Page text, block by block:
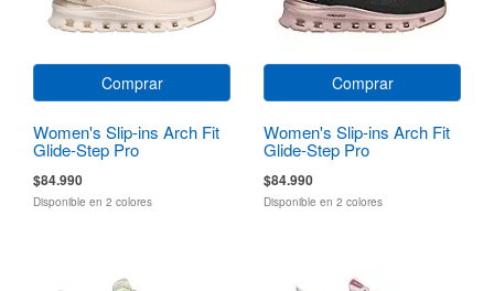
Comprar
Women's Slip-ins Arch Fit
Glide-Step Pro
$84.990
Disponible en 2 colores
Comprar
Women's Slip-ins Arch Fit
Glide-Step Pro
$84.990
Disponible en 2 colores